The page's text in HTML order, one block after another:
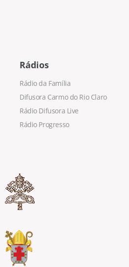
Rádios
Rádio da Família
Difusora Carmo do Rio Claro
Rádio Difusora Live
Rádio Progresso